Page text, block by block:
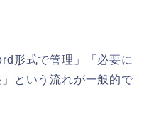
形式で管理」「必要に
という流れが一般的で